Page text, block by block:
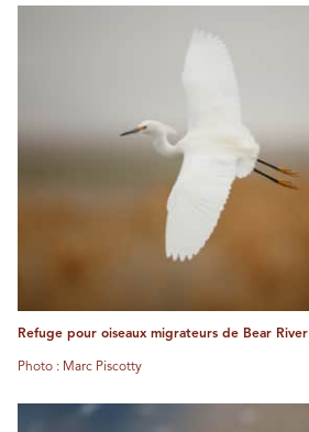
Refuge pour oiseaux migrateurs de Bear River
Photo : Marc Piscotty